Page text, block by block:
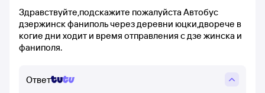
Здравствуйте,подскажите пожалуйста Автобус
дзержинск фаниполь через деревни юцки,дворече в
когие дни ходит и время отправления с дзе жинска и
фаниполя.
Ответ